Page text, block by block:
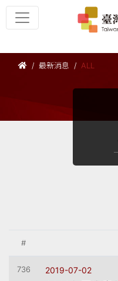
最新消息 ALL
#
736 2019-07-02